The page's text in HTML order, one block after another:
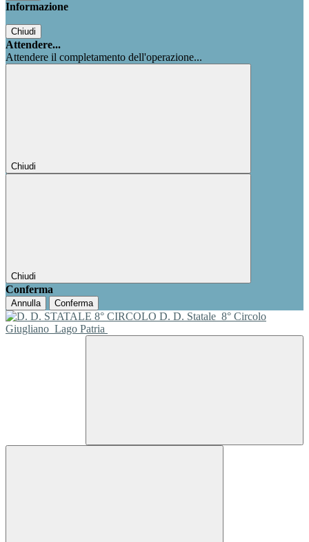
Informazione
Chiudi
Attendere...
Attendere il completamento dell'operazione...
Chiudi
Chiudi
Conferma
Annulla Conferma
D. D. Statale 8° Circolo
Giugliano Lago Patria